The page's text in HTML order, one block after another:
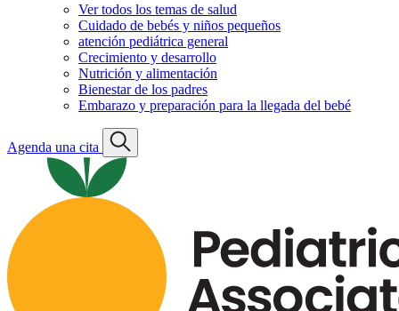
Ver todos los temas de salud
Cuidado de bebés y niños pequeños
atención pediátrica general
Crecimiento y desarrollo
Nutrición y alimentación
Bienestar de los padres
Embarazo y preparación para la llegada del bebé
Agenda una cita